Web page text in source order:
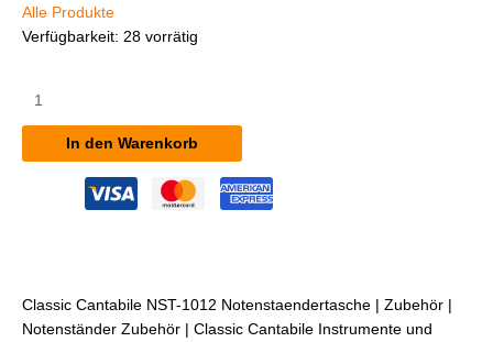
Alle Produkte
Verfügbarkeit: 28 vorrätig
Cantabile
1012
Notenständertasche
In den Warenkorb
Classic Cantabile NST-1012 Notenstaendertasche | Zubehör |
Notenständer Zubehör | Classic Cantabile Instrumente und